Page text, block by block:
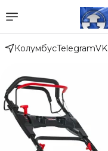
КолумбусTelegramVK